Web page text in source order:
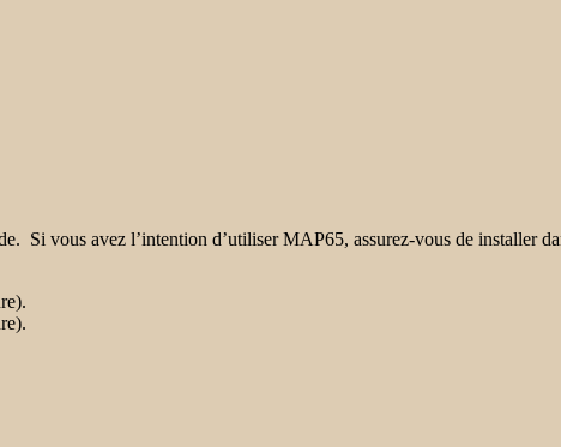
Si vous avez l’intention d’utiliser MAP65, assurez-vous de installer